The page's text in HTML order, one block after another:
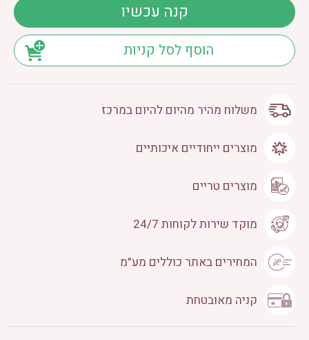
קנה עכשיו
הוסף לסל קניות
משלוח מהיר מהיום להיום במרכז
מוצרים ייחודיים איכותיים
מוצרים טריים
מוקד שירות לקוחות 24/7
המחירים באתר כוללים מע״מ
קניה מאובטחת